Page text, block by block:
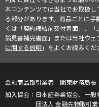
本コンテンツでは当社でお取扱
る部分があります。商品ごとに
くは「契約締結前交付書面」、
論見書補完書面」または当社ウェ
に関する説明」をよくお読みくだ
金融商品取引業者 関東財務局長
日本証券業協会、一
団法人 金融先物取引業